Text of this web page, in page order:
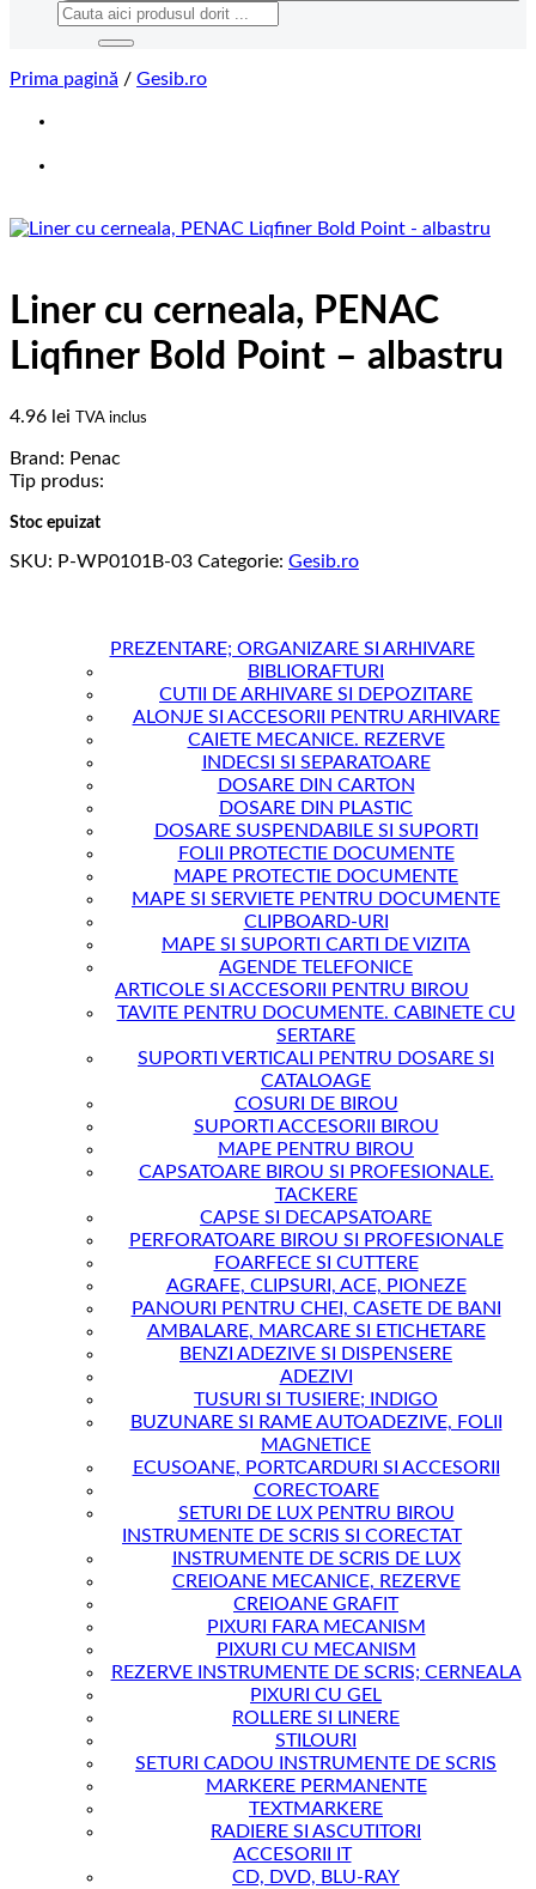
Caută
Prima pagină / Gesib.ro
Liner cu cerneala, PENAC
Liqfiner Bold Point – albastru
4.96 lei TVA inclus
Brand: Penac
Tip produs:
Stoc epuizat
SKU: P-WP0101B-03 Categorie: Gesib.ro
PREZENTARE; ORGANIZARE SI ARHIVARE
BIBLIORAFTURI
CUTII DE ARHIVARE SI DEPOZITARE
ALONJE SI ACCESORII PENTRU ARHIVARE
CAIETE MECANICE. REZERVE
INDECSI SI SEPARATOARE
DOSARE DIN CARTON
DOSARE DIN PLASTIC
DOSARE SUSPENDABILE SI SUPORTI
FOLII PROTECTIE DOCUMENTE
MAPE PROTECTIE DOCUMENTE
MAPE SI SERVIETE PENTRU DOCUMENTE
CLIPBOARD-URI
MAPE SI SUPORTI CARTI DE VIZITA
AGENDE TELEFONICE
ARTICOLE SI ACCESORII PENTRU BIROU
TAVITE PENTRU DOCUMENTE. CABINETE CU
SERTARE
SUPORTI VERTICALI PENTRU DOSARE SI
CATALOAGE
COSURI DE BIROU
SUPORTI ACCESORII BIROU
MAPE PENTRU BIROU
CAPSATOARE BIROU SI PROFESIONALE.
TACKERE
CAPSE SI DECAPSATOARE
PERFORATOARE BIROU SI PROFESIONALE
FOARFECE SI CUTTERE
AGRAFE, CLIPSURI, ACE, PIONEZE
PANOURI PENTRU CHEI, CASETE DE BANI
AMBALARE, MARCARE SI ETICHETARE
BENZI ADEZIVE SI DISPENSERE
ADEZIVI
TUSURI SI TUSIERE; INDIGO
BUZUNARE SI RAME AUTOADEZIVE, FOLII
MAGNETICE
ECUSOANE, PORTCARDURI SI ACCESORII
CORECTOARE
SETURI DE LUX PENTRU BIROU
INSTRUMENTE DE SCRIS SI CORECTAT
INSTRUMENTE DE SCRIS DE LUX
CREIOANE MECANICE, REZERVE
CREIOANE GRAFIT
PIXURI FARA MECANISM
PIXURI CU MECANISM
REZERVE INSTRUMENTE DE SCRIS; CERNEALA
PIXURI CU GEL
ROLLERE SI LINERE
STILOURI
SETURI CADOU INSTRUMENTE DE SCRIS
MARKERE PERMANENTE
TEXTMARKERE
RADIERE SI ASCUTITORI
ACCESORII IT
CD, DVD, BLU-RAY